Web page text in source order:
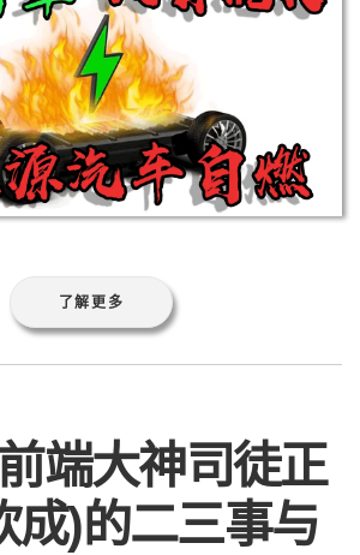
了解更多
端大神司徒正
成)的二三事与